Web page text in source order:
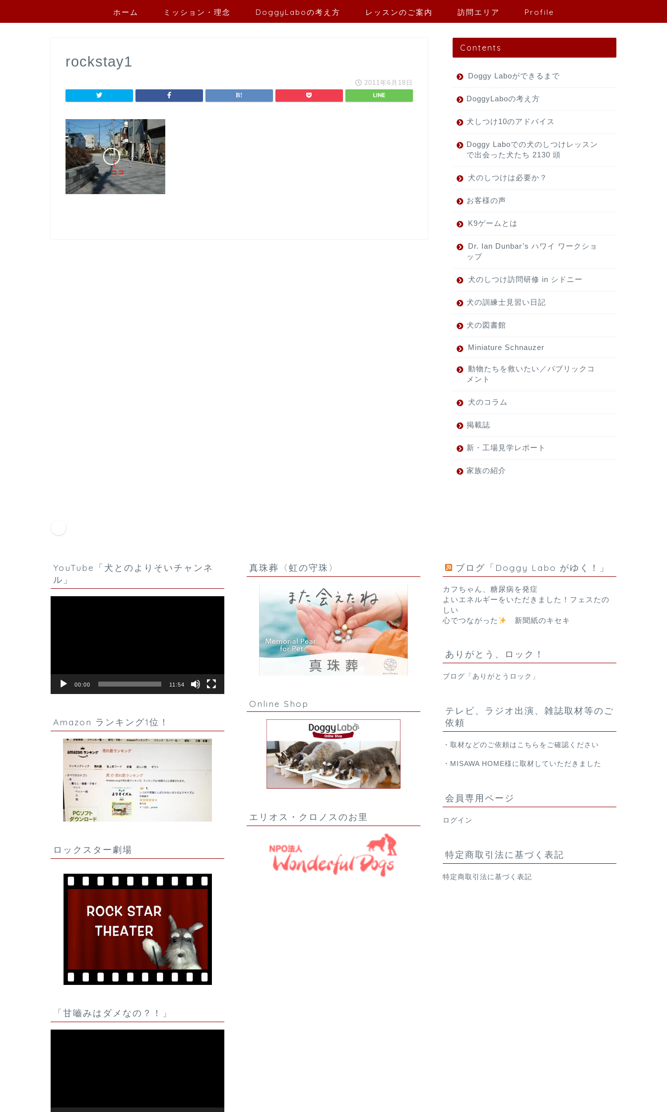
ホーム ミッション・理念 DoggyLaboの考え方 レッスンのご案内 訪問エリア Profile
rockstay1
2011年6月18日
Contents
Doggy Laboができるまで
DoggyLaboの考え方
犬しつけ10のアドバイス
Doggy Laboでの犬のしつけレッスン
で出会った犬たち 2130 頭
犬のしつけは必要か？
お客様の声
K9ゲームとは
Dr. Ian Dunbar’s ハワイ ワークショ
ップ
犬のしつけ訪問研修 in シドニー
犬の訓練士見習い日記
犬の図書館
Miniature Schnauzer
動物たちを救いたい／パブリックコ
メント
犬のコラム
掲載誌
新・工場見学レポート
家族の紹介
YouTube「犬とのよりそいチャンネ
ル」
00:00 11:54
Amazon ランキング1位！
ロックスター劇場
「甘嚙みはダメなの？！」
真珠葬〈虹の守珠〉
Online Shop
エリオス・クロノスのお里
ブログ「Doggy Labo がゆく！」
カフちゃん、糖尿病を発症
よいエネルギーをいただきました！フェスたの
しい
心でつながった
新聞紙のキセキ
ありがとう、ロック！
ブログ「ありがとうロック」
テレビ、ラジオ出演、雑誌取材等のご
依頼
・取材などのご依頼は こちら をご確認ください
・ MISAWA HOME様 に取材していただきました
会員専用ページ
ログイン
特定商取引法に基づく表記
特定商取引法に基づく表記